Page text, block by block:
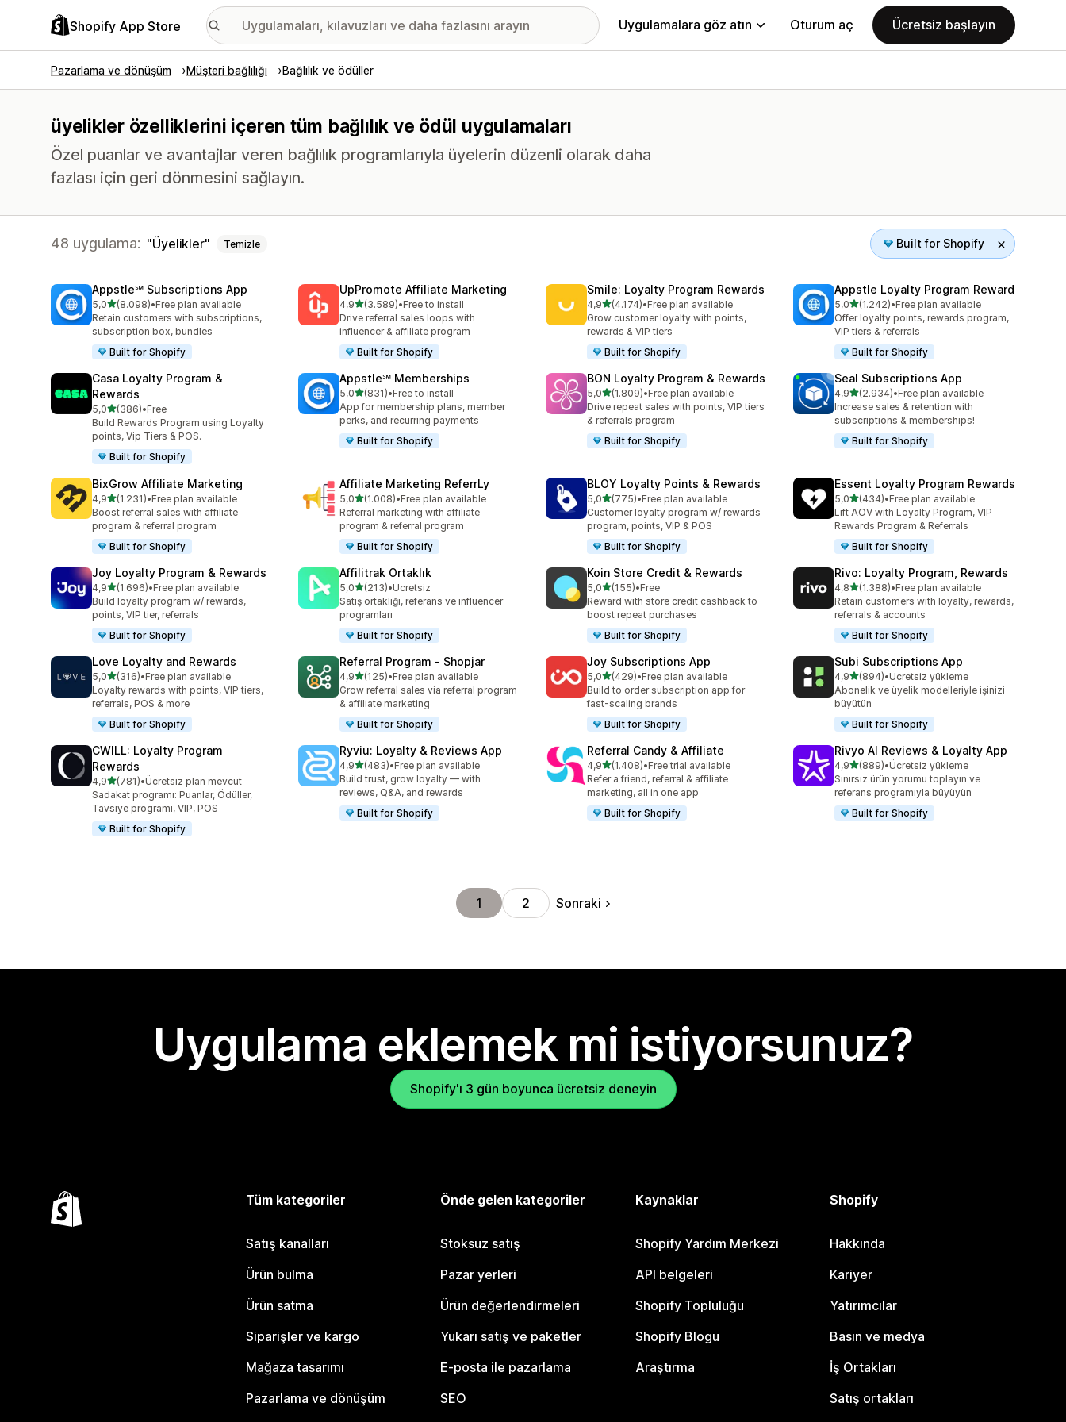
Shopify App Store Uygulamalara göz atın Oturum aç Ücretsiz başlayın
Pazarlama ve dönüşüm Müşteri bağlılığı Bağlılık ve ödüller
üyelikler özelliklerini içeren tüm bağlılık ve ödül uygulamaları
Özel puanlar ve avantajlar veren bağlılık programlarıyla üyelerin düzenli olarak daha
fazlası için geri dönmesini sağlayın.
48 uygulama: Üyelikler Temizle Built for Shopify
Appstle℠ Subscriptions App
5,05 yıldız üzerinden
(8.098)
toplam 8098 değerlendirme
•Free plan available
Retain customers with subscriptions,
subscription box, bundles
Built for Shopify
UpPromote Affiliate Marketing
4,95 yıldız üzerinden
(3.589)
toplam 3589 değerlendirme
•Free to install
Drive referral sales loops with
influencer & affiliate program
Built for Shopify
Smile: Loyalty Program Rewards
4,95 yıldız üzerinden
(4.174)
toplam 4174 değerlendirme
•Free plan available
Grow customer loyalty with points,
rewards & VIP tiers
Built for Shopify
Appstle Loyalty Program Reward
5,05 yıldız üzerinden
(1.242)
toplam 1242 değerlendirme
•Free plan available
Offer loyalty points, rewards program,
VIP tiers & referrals
Built for Shopify
Casa Loyalty Program &
Rewards
5,05 yıldız üzerinden
(386)
toplam 386 değerlendirme
•Free
Build Rewards Program using Loyalty
points, Vip Tiers & POS.
Built for Shopify
Appstle℠ Memberships
5,05 yıldız üzerinden
(831)
toplam 831 değerlendirme
•Free to install
App for membership plans, member
perks, and recurring payments
Built for Shopify
BON Loyalty Program & Rewards
5,05 yıldız üzerinden
(1.809)
toplam 1809 değerlendirme
•Free plan available
Drive repeat sales with points, VIP tiers
& referrals program
Built for Shopify
Seal Subscriptions App
4,95 yıldız üzerinden
(2.934)
toplam 2934 değerlendirme
•Free plan available
Increase sales & retention with
subscriptions & memberships!
Built for Shopify
BixGrow Affiliate Marketing
4,95 yıldız üzerinden
(1.231)
toplam 1231 değerlendirme
•Free plan available
Boost referral sales with affiliate
program & referral program
Built for Shopify
Affiliate Marketing ReferrLy
5,05 yıldız üzerinden
(1.008)
toplam 1008 değerlendirme
•Free plan available
Referral marketing with affiliate
program & referral program
Built for Shopify
BLOY Loyalty Points & Rewards
5,05 yıldız üzerinden
(775)
toplam 775 değerlendirme
•Free plan available
Customer loyalty program w/ rewards
program, points, VIP & POS
Built for Shopify
Essent Loyalty Program Rewards
5,05 yıldız üzerinden
(434)
toplam 434 değerlendirme
•Free plan available
Lift AOV with Loyalty Program, VIP
Rewards Program & Referrals
Built for Shopify
Joy Loyalty Program & Rewards
4,95 yıldız üzerinden
(1.696)
toplam 1696 değerlendirme
•Free plan available
Build loyalty program w/ rewards,
points, VIP tier, referrals
Built for Shopify
Affilitrak Ortaklık
5,05 yıldız üzerinden
(213)
toplam 213 değerlendirme
•Ücretsiz
Satış ortaklığı, referans ve influencer
programları
Built for Shopify
Koin Store Credit & Rewards
5,05 yıldız üzerinden
(155)
toplam 155 değerlendirme
•Free
Reward with store credit cashback to
boost repeat purchases
Built for Shopify
Rivo: Loyalty Program, Rewards
4,85 yıldız üzerinden
(1.388)
toplam 1388 değerlendirme
•Free plan available
Retain customers with loyalty, rewards,
referrals & accounts
Built for Shopify
Love Loyalty and Rewards
5,05 yıldız üzerinden
(316)
toplam 316 değerlendirme
•Free plan available
Loyalty rewards with points, VIP tiers,
referrals, POS & more
Built for Shopify
Referral Program ‑ Shopjar
4,95 yıldız üzerinden
(125)
toplam 125 değerlendirme
•Free plan available
Grow referral sales via referral program
& affiliate marketing
Built for Shopify
Joy Subscriptions App
5,05 yıldız üzerinden
(429)
toplam 429 değerlendirme
•Free plan available
Build to order subscription app for
fast-scaling brands
Built for Shopify
Subi Subscriptions App
4,95 yıldız üzerinden
(894)
toplam 894 değerlendirme
•Ücretsiz yükleme
Abonelik ve üyelik modelleriyle işinizi
büyütün
Built for Shopify
CWILL: Loyalty Program
Rewards
4,95 yıldız üzerinden
(781)
toplam 781 değerlendirme
•Ücretsiz plan mevcut
Sadakat programı: Puanlar, Ödüller,
Tavsiye programı, VIP, POS
Built for Shopify
Ryviu: Loyalty & Reviews App
4,95 yıldız üzerinden
(483)
toplam 483 değerlendirme
•Free plan available
Build trust, grow loyalty — with
reviews, Q&A, and rewards
Built for Shopify
Referral Candy & Affiliate
4,95 yıldız üzerinden
(1.408)
toplam 1408 değerlendirme
•Free trial available
Refer a friend, referral & affiliate
marketing, all in one app
Built for Shopify
Rivyo AI Reviews & Loyalty App
4,95 yıldız üzerinden
(889)
toplam 889 değerlendirme
•Ücretsiz yükleme
Sınırsız ürün yorumu toplayın ve
referans programıyla büyüyün
Built for Shopify
1 2 Sonraki
Uygulama eklemek mi istiyorsunuz?
Shopify'ı 3 gün boyunca ücretsiz deneyin
Tüm kategoriler
Satış kanalları
Ürün bulma
Ürün satma
Siparişler ve kargo
Mağaza tasarımı
Pazarlama ve dönüşüm
Önde gelen kategoriler
Stoksuz satış
Pazar yerleri
Ürün değerlendirmeleri
Yukarı satış ve paketler
E-posta ile pazarlama
SEO
Kaynaklar
Shopify Yardım Merkezi
API belgeleri
Shopify Topluluğu
Shopify Blogu
Araştırma
Shopify
Hakkında
Kariyer
Yatırımcılar
Basın ve medya
İş Ortakları
Satış ortakları